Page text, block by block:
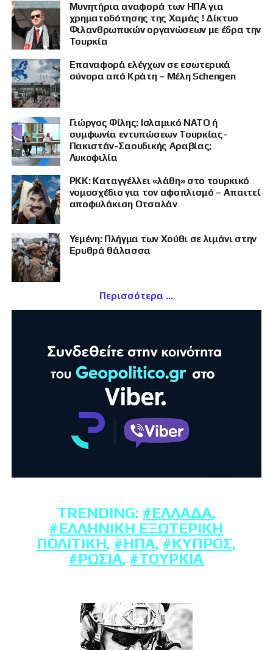
Μυνητήρια αναφορά των ΗΠΑ για
χρηματοδότησης της Χαμάς ! Δίκτυο
Φιλανθρωπικών οργανώσεων με έδρα την
Τουρκία
Επαναφορά ελέγχων σε εσωτερικά
σύνορα από Κράτη – Μέλη Schengen
Γιώργος Φίλης: Ισλαμικό ΝΑΤΟ ή
συμφωνία εντυπώσεων Τουρκίας-
Πακιστάν-Σαουδικής Αραβίας;
Λυκοφιλία
PKK: Καταγγέλλει «λάθη» στο τουρκικό
νομοσχέδιο για τον αφοπλισμό – Απαιτεί
αποφυλάκιση Οτσαλάν
Υεμένη: Πλήγμα των Χούθι σε λιμάνι στην
Ερυθρά θάλασσα
Περισσότερα
TRENDING: #ΕΛΛΆΔΑ,
#ΕΛΛΗΝΙΚΉ ΕΞΩΤΕΡΙΚΉ
ΠΟΛΙΤΙΚΉ, #ΗΠΑ, #ΚΎΠΡΟΣ,
#ΡΩΣΊΑ, #ΤΟΥΡΚΊΑ